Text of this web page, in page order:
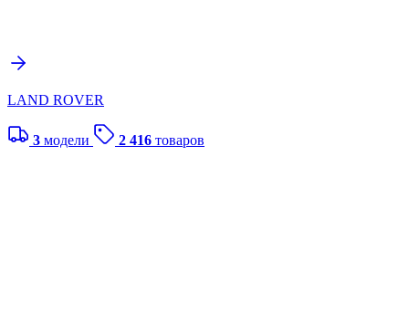
LAND ROVER
3 модели 2 416 товаров